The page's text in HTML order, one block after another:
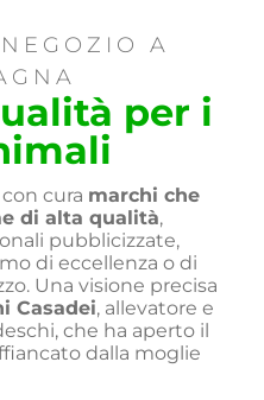
A
per i
cura marchi che
di alta qualità,
pubblicizzate,
di eccellenza o di
Una visione precisa
Casadei, allevatore e
che ha aperto il
dalla moglie